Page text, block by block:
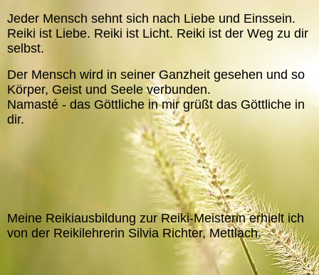
Jeder Mensch sehnt sich nach Liebe und Einssein.
Reiki ist Liebe. Reiki ist Licht. Reiki ist der Weg zu dir
selbst.
Der Mensch wird in seiner Ganzheit gesehen und so
Körper, Geist und Seele verbunden.
Namasté - das Göttliche in mir grüßt das Göttliche in
dir.
Meine Reikiausbildung zur Reiki-Meisterin erhielt ich
von der Reikilehrerin Silvia Richter, Mettlach.